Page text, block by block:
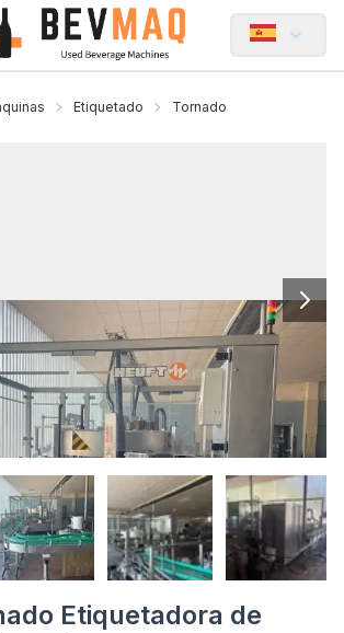
Etiquetado Tornado
Etiquetadora de